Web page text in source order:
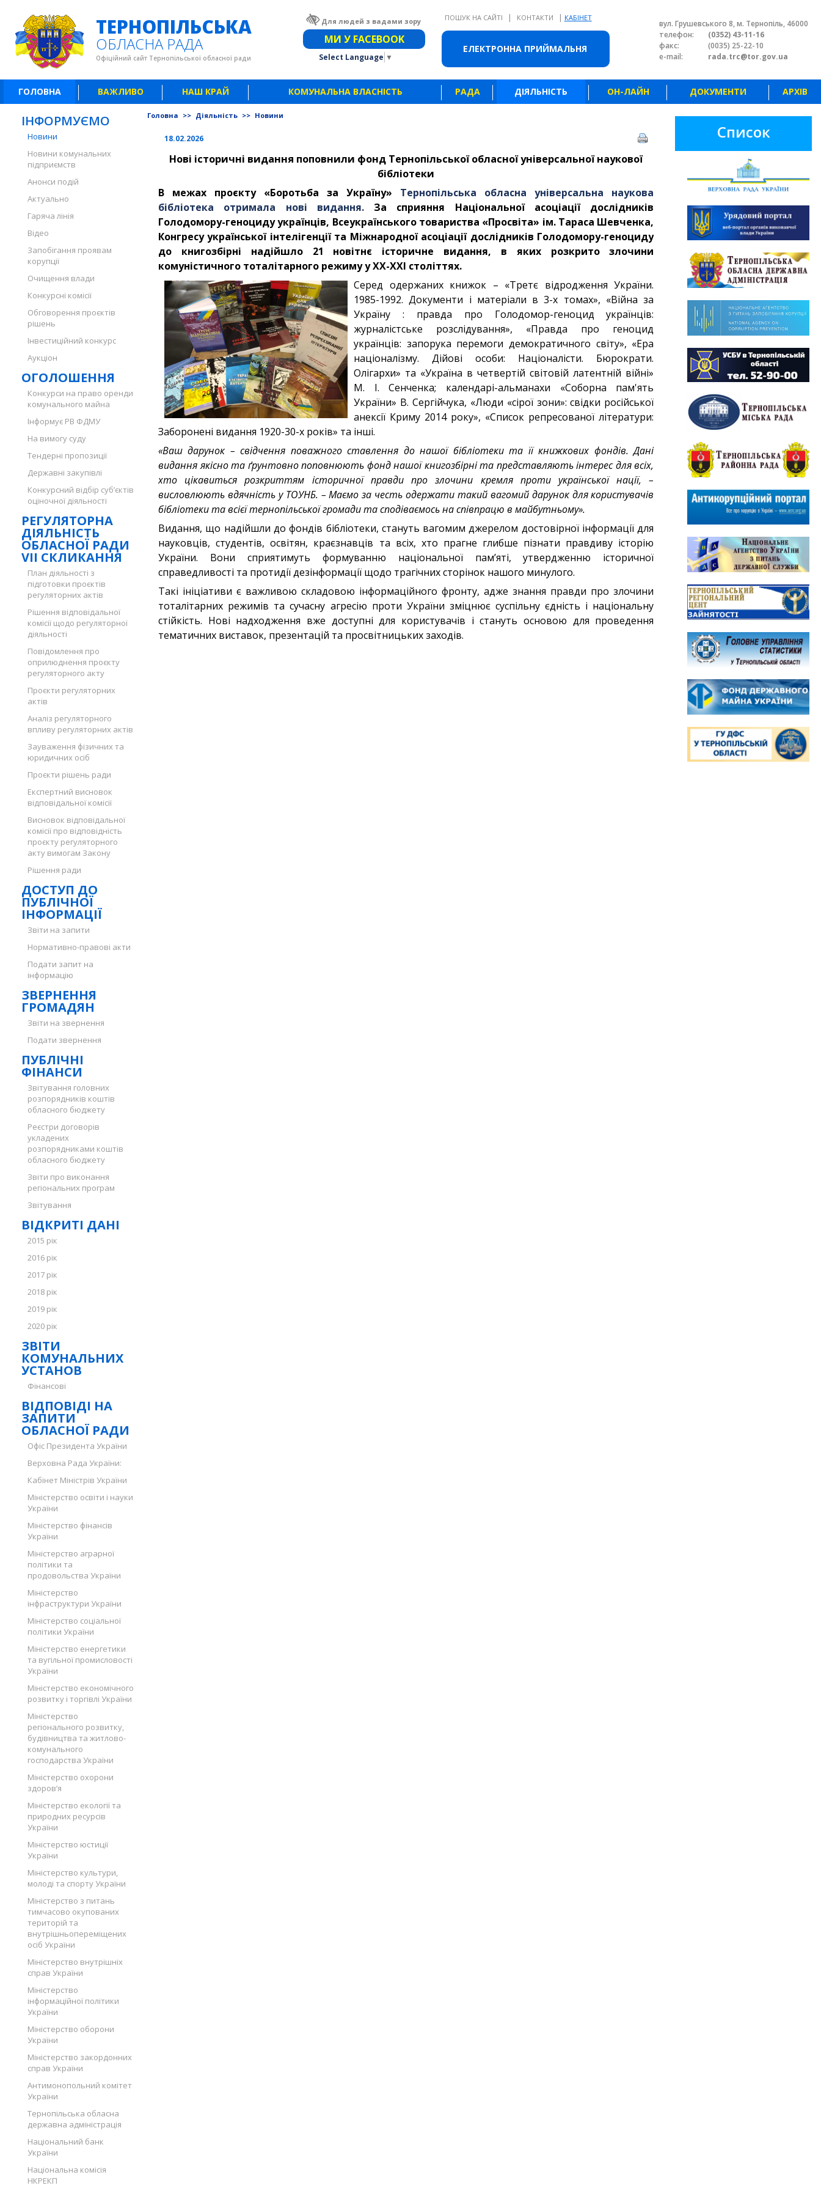
ЕЛЕКТРОННА ПРИЙМАЛЬНЯ
ТЕРНОПІЛЬСЬКА
ОБЛАСНА РАДА
Офіційний сайт Тернопільської обласної ради
Для людей з вадами зору Звичайна версія сайту
МИ У FACEBOOK
Select Language ▼
ПОШУК НА САЙТІ | КОНТАКТИ | КАБІНЕТ
вул. Грушевського 8, м. Тернопіль, 46000
телефон:
(0352) 43-11-16
факс:
(0035) 25-22-10
e-mail:
rada.trc@tor.gov.ua
ГОЛОВНА ВАЖЛИВО НАШ КРАЙ КОМУНАЛЬНА ВЛАСНІСТЬ РАДА ДІЯЛЬНІСТЬ ОН-ЛАЙН ДОКУМЕНТИ АРХІВ
ІНФОРМУЄМО
Новини
Новини комунальних
підприємств
Анонси подій
Актуально
Гаряча лінія
Відео
Запобігання проявам
корупції
Очищення влади
Конкурсні комісії
Обговорення проєктів
рішень
Інвестиційний конкурс
Аукціон
ОГОЛОШЕННЯ
Конкурси на право оренди
комунального майна
Інформує РВ ФДМУ
На вимогу суду
Тендерні пропозиції
Державні закупівлі
Конкурсний відбір суб’єктів
оціночної діяльності
РЕГУЛЯТОРНА
ДІЯЛЬНІСТЬ
ОБЛАСНОЇ РАДИ
VII СКЛИКАННЯ
План діяльності з
підготовки проєктів
регуляторних актів
Рішення відповідальної
комісії щодо регуляторної
діяльності
Повідомлення про
оприлюднення проєкту
регуляторного акту
Проєкти регуляторних
актів
Аналіз регуляторного
впливу регуляторних актів
Зауваження фізичних та
юридичних осіб
Проєкти рішень ради
Експертний висновок
відповідальної комісії
Висновок відповідальної
комісії про відповідність
проєкту регуляторного
акту вимогам Закону
Рішення ради
ДОСТУП ДО
ПУБЛІЧНОЇ
ІНФОРМАЦІЇ
Звіти на запити
Нормативно-правові акти
Подати запит на
інформацію
ЗВЕРНЕННЯ
ГРОМАДЯН
Звіти на звернення
Подати звернення
ПУБЛІЧНІ
ФІНАНСИ
Звітування головних
розпорядників коштів
обласного бюджету
Реєстри договорів
укладених
розпорядниками коштів
обласного бюджету
Звіти про виконання
регіональних програм
Звітування
ВІДКРИТІ ДАНІ
2015 рік
2016 рік
2017 рік
2018 рік
2019 рік
2020 рік
ЗВІТИ
КОМУНАЛЬНИХ
УСТАНОВ
Фінансові
ВІДПОВІДІ НА
ЗАПИТИ
ОБЛАСНОЇ РАДИ
Офіс Президента України
Верховна Рада України:
Кабінет Міністрів України
Міністерство освіти і науки
України
Міністерство фінансів
України
Міністерство аграрної
політики та
продовольства України
Міністерство
інфраструктури України
Міністерство соціальної
політики України
Міністерство енергетики
та вугільної промисловості
України
Міністерство економічного
розвитку і торгівлі України
Міністерство
регіонального розвитку,
будівництва та житлово-
комунального
господарства України
Міністерство охорони
здоров’я
Міністерство екології та
природних ресурсів
України
Міністерство юстиції
України
Міністерство культури,
молоді та спорту України
Міністерство з питань
тимчасово окупованих
територій та
внутрішньопереміщених
осіб України
Міністерство внутрішніх
справ України
Міністерство
інформаційної політики
України
Міністерство оборони
України
Міністерство закордонних
справ України
Антимонопольний комітет
України
Тернопільська обласна
державна адміністрація
Національний банк
України
Національна комісія
НКРЕКП
Головна >> Діяльність >> Новини
18.02.2026
Нові історичні видання поповнили фонд Тернопільської обласної універсальної наукової
бібліотеки
В межах проєкту «Боротьба за Україну» Тернопільська обласна універсальна наукова
бібліотека отримала нові видання.За сприяння Національної асоціації дослідників
Голодомору-геноциду українців, Всеукраїнського товариства «Просвіта» ім. Тараса Шевченка,
Конгресу української інтелігенції та Міжнародної асоціації дослідників Голодомору-геноциду
до книгозбірні надійшло 21 новітнє історичне видання, в яких розкрито злочини
комуністичного тоталітарного режиму у ХХ-ХХІ століттях.
Серед одержаних книжок – «Третє відродження України.
1985-1992. Документи і матеріали в 3-х томах», «Війна за
Україну : правда про Голодомор-геноцид українців:
журналістське розслідування», «Правда про геноцид
українців: запорука перемоги демократичного світу», «Ера
націоналізму. Дійові особи: Націоналісти. Бюрократи.
Олігархи» та «Україна в четвертій світовій латентній війні»
М. І. Сенченка; календарі-альманахи «Соборна пам'ять
України» В. Сергійчука, «Люди «сірої зони»: свідки російської
анексії Криму 2014 року», «Список репресованої літератури:
Заборонені видання 1920-30-х років» та інші.
«Ваш дарунок – свідчення поважного ставлення до нашої бібліотеки та її книжкових фондів. Дані
видання якісно та ґрунтовно поповнюють фонд нашої книгозбірні та представляють інтерес для всіх,
хто цікавиться розкриттям історичної правди про злочини кремля проти української нації, –
висловлюють вдячність у ТОУНБ. – Маємо за честь одержати такий вагомий дарунок для користувачів
бібліотеки та всієї тернопільської громади та сподіваємось на співпрацю в майбутньому».
Видання, що надійшли до фондів бібліотеки, стануть вагомим джерелом достовірної інформації для
науковців, студентів, освітян, краєзнавців та всіх, хто прагне глибше пізнати правдиву історію
України. Вони сприятимуть формуванню національної пам’яті, утвердженню історичної
справедливості та протидії дезінформації щодо трагічних сторінок нашого минулого.
Такі ініціативи є важливою складовою інформаційного фронту, адже знання правди про злочини
тоталітарних режимів та сучасну агресію проти України зміцнює суспільну єдність і національну
стійкість. Нові надходження вже доступні для користувачів і стануть основою для проведення
тематичних виставок, презентацій та просвітницьких заходів.
Список